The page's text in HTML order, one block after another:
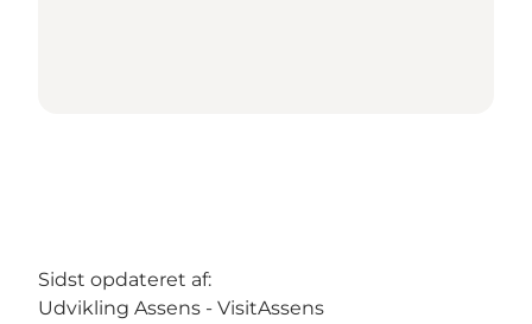
Sidst opdateret af:
Udvikling Assens - VisitAssens